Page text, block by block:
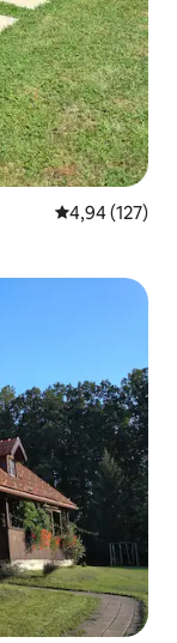
Calificación
4,94 (127)